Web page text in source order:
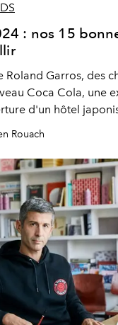
: nos 15
Roland Garros, des
Coca Cola, une
d'un hôtel
printanières à garder
Rouach